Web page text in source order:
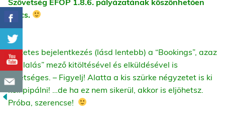
nincs.
Előzetes bejelentkezés (lásd lentebb) a “Bookings”, azaz
“foglalás” mező kitöltésével és elküldésével is
lehetséges. – Figyelj! Alatta a kis szürke négyzetet is ki
kell pipálni! …de ha ez nem sikerül, akkor is eljöhetsz.
Próba, szerencse!